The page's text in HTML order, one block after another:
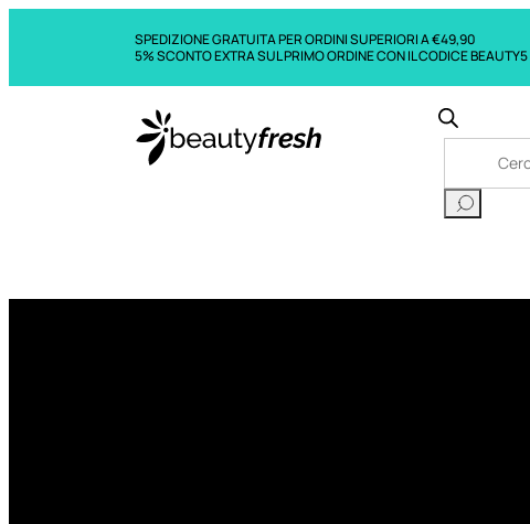
SPEDIZIONE GRATUITA PER ORDINI SUPERIORI A €49,90
5% SCONTO EXTRA SUL PRIMO ORDINE CON IL CODICE BEAUTY5